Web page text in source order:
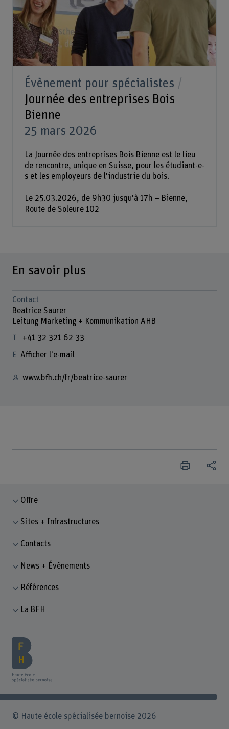
Évènement pour spécialistes
Journée des entreprises Bois
Bienne
25 mars 2026
La Journée des entreprises Bois Bienne est le lieu
de rencontre, unique en Suisse, pour les étudiant-e-
s et les employeurs de l'industrie du bois.
Le 25.03.2026, de 9h30 jusqu'à 17h – Bienne,
Route de Soleure 102
En savoir plus
Contact
Beatrice Saurer
Leitung Marketing + Kommunikation AHB
+41 32 321 62 33
Afficher l'e-mail
www.bfh.ch/fr/beatrice-saurer
Offre
Sites + Infrastructures
Contacts
News + Évènements
Références
La BFH
© Haute école spécialisée bernoise 2026